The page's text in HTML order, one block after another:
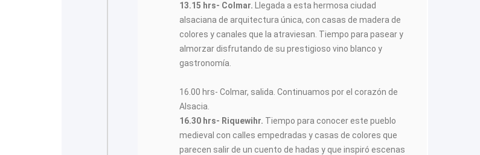
13.15 hrs- Colmar. Llegada a esta hermosa ciudad
alsaciana de arquitectura única, con casas de madera de
colores y canales que la atraviesan. Tiempo para pasear y
almorzar disfrutando de su prestigioso vino blanco y
gastronomía.
16.00 hrs- Colmar, salida. Continuamos por el corazón de
Alsacia.
16.30 hrs- Riquewihr. Tiempo para conocer este pueblo
medieval con calles empedradas y casas de colores que
parecen salir de un cuento de hadas y que inspiró escenas